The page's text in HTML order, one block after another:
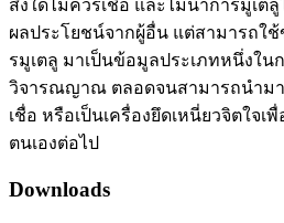
สิ่งใดไม่ควรเชื่อ และไม่นำการมูเต
ผลประโยชน์จากผู้อื่น แต่สามารถใ
รมูเตลู มาเป็นข้อมูลประเภทหนึ่งใน
วิจารณญาณ ตลอดจนสามารถนำมา
เชื่อ หรือเป็นเครื่องยึดเหนี่ยวจิตใจ
ตนเองต่อไป
Downloads